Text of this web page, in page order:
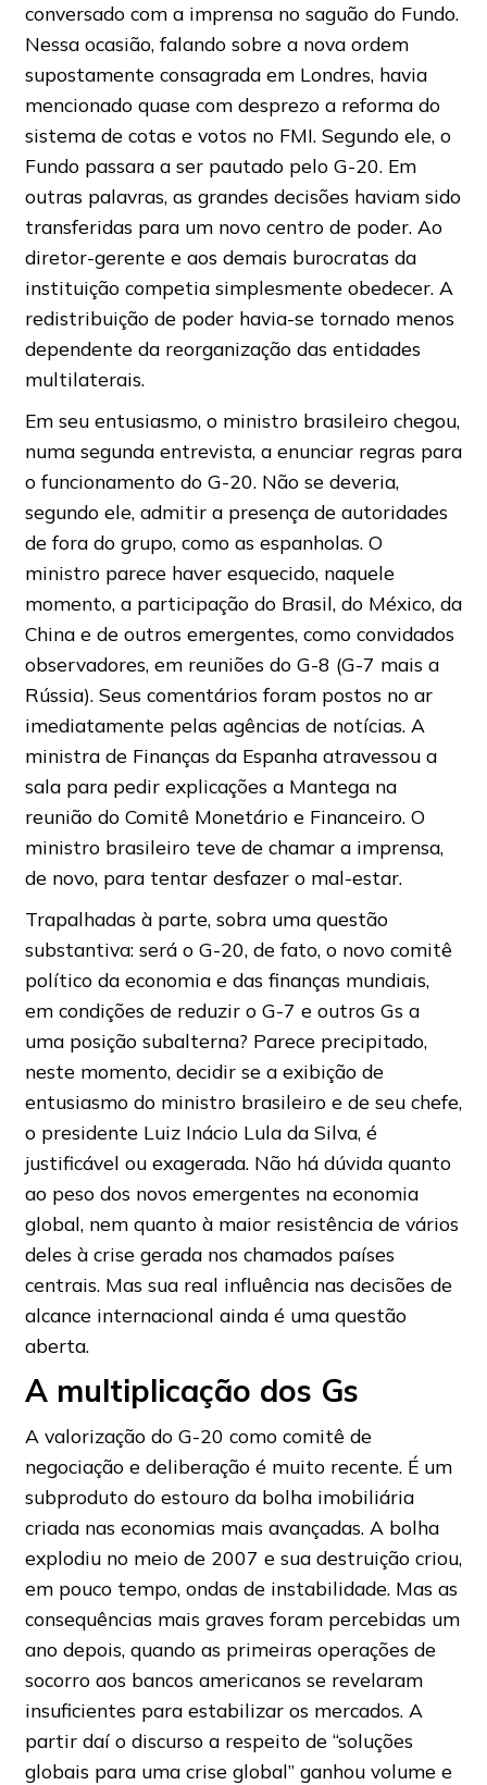
conversado com a imprensa no saguão do Fundo.
Nessa ocasião, falando sobre a nova ordem
supostamente consagrada em Londres, havia
mencionado quase com desprezo a reforma do
sistema de cotas e votos no FMI. Segundo ele, o
Fundo passara a ser pautado pelo G-20. Em
outras palavras, as grandes decisões haviam sido
transferidas para um novo centro de poder. Ao
diretor-gerente e aos demais burocratas da
instituição competia simplesmente obedecer. A
redistribuição de poder havia-se tornado menos
dependente da reorganização das entidades
multilaterais.
Em seu entusiasmo, o ministro brasileiro chegou,
numa segunda entrevista, a enunciar regras para
o funcionamento do G-20. Não se deveria,
segundo ele, admitir a presença de autoridades
de fora do grupo, como as espanholas. O
ministro parece haver esquecido, naquele
momento, a participação do Brasil, do México, da
China e de outros emergentes, como convidados
observadores, em reuniões do G-8 (G-7 mais a
Rússia). Seus comentários foram postos no ar
imediatamente pelas agências de notícias. A
ministra de Finanças da Espanha atravessou a
sala para pedir explicações a Mantega na
reunião do Comitê Monetário e Financeiro. O
ministro brasileiro teve de chamar a imprensa,
de novo, para tentar desfazer o mal-estar.
Trapalhadas à parte, sobra uma questão
substantiva: será o G-20, de fato, o novo comitê
político da economia e das finanças mundiais,
em condições de reduzir o G-7 e outros Gs a
uma posição subalterna? Parece precipitado,
neste momento, decidir se a exibição de
entusiasmo do ministro brasileiro e de seu chefe,
o presidente Luiz Inácio Lula da Silva, é
justificável ou exagerada. Não há dúvida quanto
ao peso dos novos emergentes na economia
global, nem quanto à maior resistência de vários
deles à crise gerada nos chamados países
centrais. Mas sua real influência nas decisões de
alcance internacional ainda é uma questão
aberta.
A multiplicação dos Gs
A valorização do G-20 como comitê de
negociação e deliberação é muito recente. É um
subproduto do estouro da bolha imobiliária
criada nas economias mais avançadas. A bolha
explodiu no meio de 2007 e sua destruição criou,
em pouco tempo, ondas de instabilidade. Mas as
consequências mais graves foram percebidas um
ano depois, quando as primeiras operações de
socorro aos bancos americanos se revelaram
insuficientes para estabilizar os mercados. A
partir daí o discurso a respeito de “soluções
globais para uma crise global” ganhou volume e